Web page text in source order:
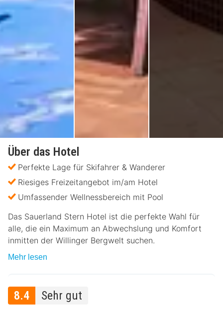
Über das Hotel
Perfekte Lage für Skifahrer & Wanderer
Riesiges Freizeitangebot im/am Hotel
Umfassender Wellnessbereich mit Pool
Das Sauerland Stern Hotel ist die perfekte Wahl für
alle, die ein Maximum an Abwechslung und Komfort
inmitten der Willinger Bergwelt suchen.
Mehr lesen
8.4 Sehr gut